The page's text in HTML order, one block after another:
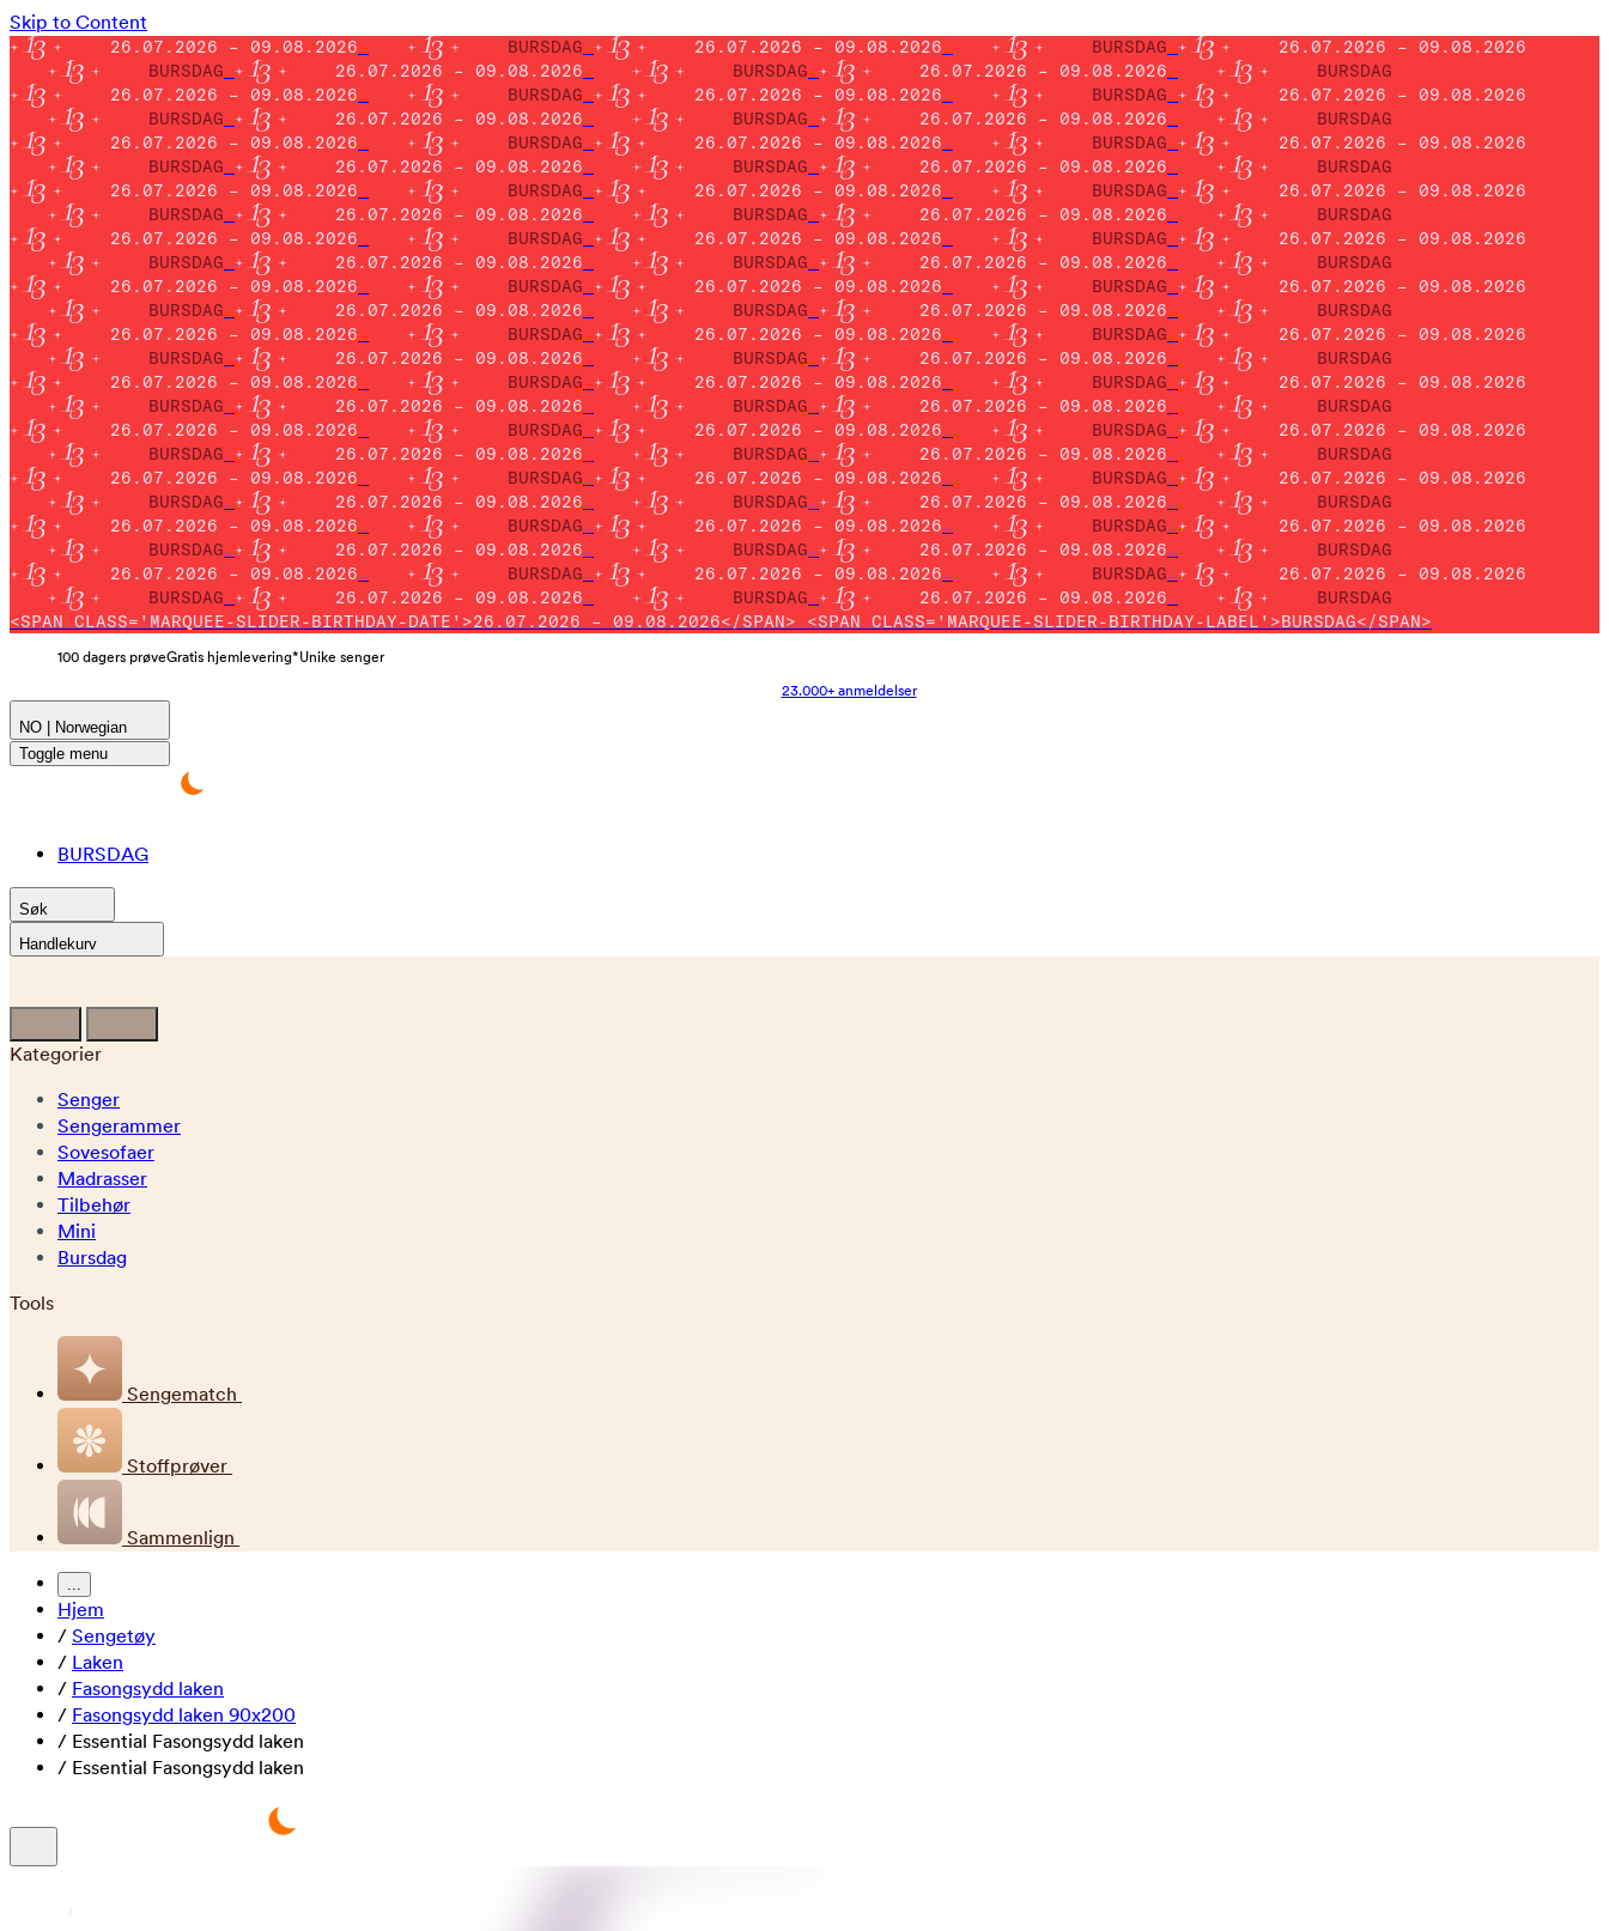
Skip to Content
26.07.2026 – 09.08.2026 BURSDAG 26.07.2026 – 09.08.2026 BURSDAG
26.07.2026 – 09.08.2026
BURSDAG
26.07.2026 – 09.08.2026 BURSDAG 26.07.2026 – 09.08.2026
BURSDAG
26.07.2026 – 09.08.2026
BURSDAG 26.07.2026 – 09.08.2026 BURSDAG
26.07.2026 – 09.08.2026
BURSDAG
26.07.2026 – 09.08.2026 BURSDAG 26.07.2026 – 09.08.2026
BURSDAG
26.07.2026 – 09.08.2026
BURSDAG 26.07.2026 – 09.08.2026 BURSDAG
26.07.2026 – 09.08.2026
BURSDAG
26.07.2026 – 09.08.2026 BURSDAG 26.07.2026 – 09.08.2026
BURSDAG
26.07.2026 – 09.08.2026
BURSDAG 26.07.2026 – 09.08.2026 BURSDAG
26.07.2026 – 09.08.2026
BURSDAG
26.07.2026 – 09.08.2026 BURSDAG 26.07.2026 – 09.08.2026
BURSDAG
26.07.2026 – 09.08.2026
BURSDAG 26.07.2026 – 09.08.2026 BURSDAG
26.07.2026 – 09.08.2026
BURSDAG
26.07.2026 – 09.08.2026 BURSDAG 26.07.2026 – 09.08.2026
BURSDAG
26.07.2026 – 09.08.2026
BURSDAG 26.07.2026 – 09.08.2026 BURSDAG
26.07.2026 – 09.08.2026
BURSDAG
26.07.2026 – 09.08.2026 BURSDAG 26.07.2026 – 09.08.2026
BURSDAG
26.07.2026 – 09.08.2026
BURSDAG 26.07.2026 – 09.08.2026 BURSDAG
26.07.2026 – 09.08.2026
BURSDAG
26.07.2026 – 09.08.2026 BURSDAG 26.07.2026 – 09.08.2026
BURSDAG
26.07.2026 – 09.08.2026
BURSDAG 26.07.2026 – 09.08.2026 BURSDAG
26.07.2026 – 09.08.2026
BURSDAG
26.07.2026 – 09.08.2026 BURSDAG 26.07.2026 – 09.08.2026
BURSDAG
26.07.2026 – 09.08.2026
BURSDAG 26.07.2026 – 09.08.2026 BURSDAG
26.07.2026 – 09.08.2026
BURSDAG
26.07.2026 – 09.08.2026 BURSDAG 26.07.2026 – 09.08.2026
BURSDAG
26.07.2026 – 09.08.2026
BURSDAG 26.07.2026 – 09.08.2026 BURSDAG
26.07.2026 – 09.08.2026
BURSDAG
26.07.2026 – 09.08.2026 BURSDAG 26.07.2026 – 09.08.2026
BURSDAG
26.07.2026 – 09.08.2026
BURSDAG 26.07.2026 – 09.08.2026 BURSDAG
26.07.2026 – 09.08.2026
BURSDAG
26.07.2026 – 09.08.2026 BURSDAG 26.07.2026 – 09.08.2026
BURSDAG
26.07.2026 – 09.08.2026
BURSDAG 26.07.2026 – 09.08.2026 BURSDAG
26.07.2026 – 09.08.2026
BURSDAG
26.07.2026 – 09.08.2026 BURSDAG 26.07.2026 – 09.08.2026
BURSDAG
<SPAN CLASS='MARQUEE-SLIDER-BIRTHDAY-DATE'>26.07.2026 – 09.08.2026</SPAN> <SPAN CLASS='MARQUEE-SLIDER-BIRTHDAY-LABEL'>BURSDAG</SPAN>
100 dagers prøveGratis hjemlevering*Unike senger
23.000+ anmeldelser
NO | Norwegian
Toggle menu
BURSDAG
Søk
Handlekurv
Kategorier
Senger
Sengerammer
Sovesofaer
Madrasser
Tilbehør
Mini
Bursdag
Tools
Sengematch
Stoffprøver
Sammenlign
...
Hjem
/ Sengetøy
/ Laken
/ Fasongsydd laken
/ Fasongsydd laken 90x200
/ Essential Fasongsydd laken
/ Essential Fasongsydd laken